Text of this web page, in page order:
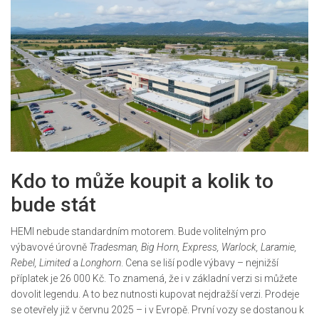
Kdo to může koupit a kolik to
bude stát
HEMI nebude standardním motorem. Bude volitelným pro
výbavové úrovně Tradesman, Big Horn, Express, Warlock, Laramie,
Rebel, Limited a Longhorn. Cena se liší podle výbavy – nejnižší
příplatek je 26 000 Kč. To znamená, že i v základní verzi si můžete
dovolit legendu. A to bez nutnosti kupovat nejdražší verzi. Prodeje
se otevřely již v červnu 2025 – i v Evropě. První vozy se dostanou k